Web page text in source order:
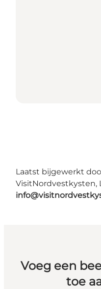
Laatst bijgewerkt
VisitNordvestkysten,
Voeg een
toe